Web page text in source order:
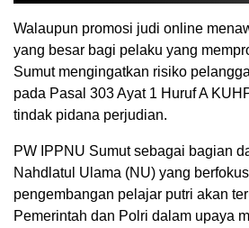
Walaupun promosi judi online
yang besar bagi pelaku yang
Sumut mengingatkan risiko
pada Pasal 303 Ayat 1 Huruf A
tindak pidana perjudian.
PW IPPNU Sumut sebagai bagian
Nahdlatul Ulama (NU) yang
pengembangan pelajar putri akan
Pemerintah dan Polri dalam upaya